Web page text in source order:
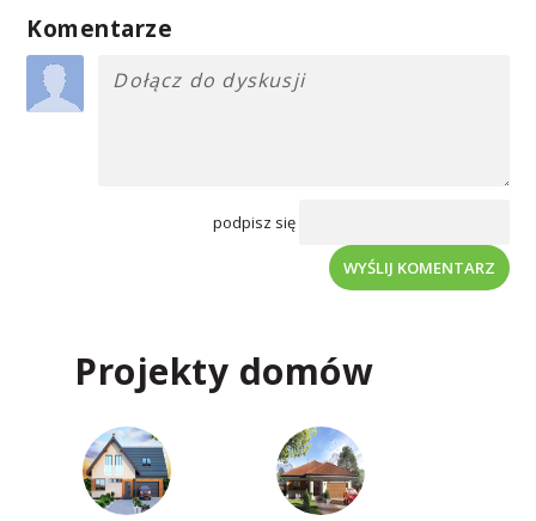
Komentarze
podpisz się
WYŚLIJ KOMENTARZ
Projekty domów